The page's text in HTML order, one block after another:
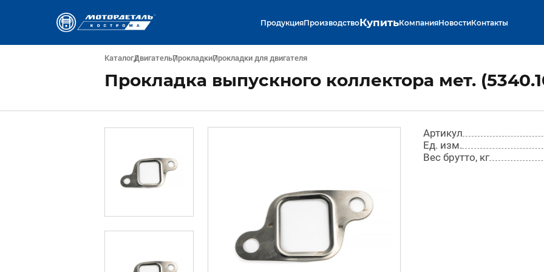
ПродукцияПроизводствоКупитьКомпанияНовостиКонтакты
КаталогДвигательПрокладкиПрокладки для двигателя
Прокладка выпускного коллектора мет.
Артикул
Ед. изм.
Вес брутто, кг